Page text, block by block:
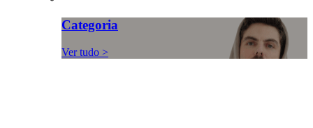
Categoria
Ver tudo >